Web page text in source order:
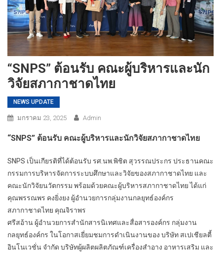
“SNPS” ต้อนรับ คณะผู้บริหารและนัก
วิจัยสภากาชาดไทย
NEWS UPDATE
มกราคม 23, 2025 Admin
“SNPS” ต้อนรับ คณะผู้บริหารและนักวิจัยสภากาชาดไทย
SNPS เป็นเกียรติที่ได้ต้อนรับ รศ.นพ.พิชิต สุวรรณประกร ประธานคณะ
กรรมการบริหารจัดการระบบศึกษาและวิจัยของสภากาชาดไทย และ
คณะนักวิจัยนวัตกรรม พร้อมด้วยคณะผู้บริหารสภากาชาดไทย ได้แก่
คุณพรรณพร คงยิ่งยง ผู้อำนวยการกลุ่มงานกลยุทธ์องค์กร
สภากาชาดไทย คุณจิราพร
ศรีสอ้าน ผู้อำนวยการสำนักสารนิเทศและสื่อสารองค์กร กลุ่มงาน
กลยุทธ์องค์กร ในโอกาสเยี่ยมชมการดำเนินงานของ บริษัท สเปเชียลตี้
อินโนเวชั่น จำกัด บริษัทผู้ผลิตผลิตภัณฑ์เครื่องสำอาง อาหารเสริม และ